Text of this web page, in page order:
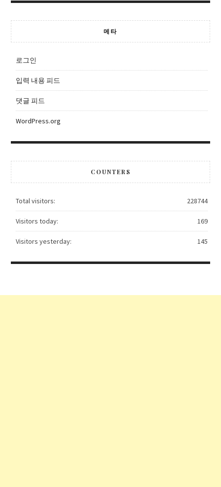
메타
로그인
입력 내용 피드
댓글 피드
WordPress.org
COUNTERS
228744
Total visitors:
169
Visitors today:
145
Visitors yesterday: